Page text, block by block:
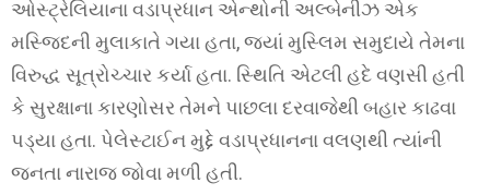
ઓસ્ટ્રેલિયાના વડાપ્રધાન એન્થોની અલ્બેનીઝ એક
મસ્જિદની મુલાકાતે ગયા હતા, જ્યાં મુસ્લિમ સમુદાયે તેમના
વિરુદ્ધ સૂત્રોચ્ચાર કર્યા હતા. સ્થિતિ એટલી હદે વણસી હતી
કે સુરક્ષાના કારણોસર તેમને પાછલા દરવાજેથી બહાર કાઢવા
પડ્યા હતા. પેલેસ્ટાઈન મુદ્દે વડાપ્રધાનના વલણથી ત્યાંની
જનતા નારાજ જોવા મળી હતી.